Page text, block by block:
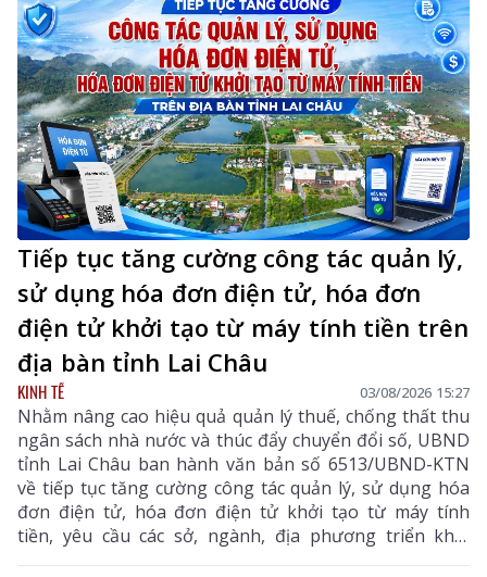
Tiếp tục tăng cường công tác quản lý,
sử dụng hóa đơn điện tử, hóa đơn
điện tử khởi tạo từ máy tính tiền trên
địa bàn tỉnh Lai Châu
KINH TẾ 03/08/2026 15:27
Nhằm nâng cao hiệu quả quản lý thuế, chống thất thu
ngân sách nhà nước và thúc đẩy chuyển đổi số, UBND
tỉnh Lai Châu ban hành văn bản số 6513/UBND-KTN
về tiếp tục tăng cường công tác quản lý, sử dụng hóa
đơn điện tử, hóa đơn điện tử khởi tạo từ máy tính
tiền, yêu cầu các sở, ngành, địa phương triển khai
đồng bộ các giải pháp nhằm nâng cao hiệu quả quản